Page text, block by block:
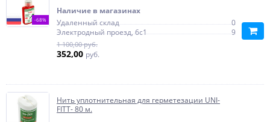
-68%
Наличие в магазинах
Удаленный склад
0
Электродный проезд, 6с1
9
1 100,00 руб.
352,00 руб.
Нить уплотнительная для герметезации UNI-
FITT- 80 м.